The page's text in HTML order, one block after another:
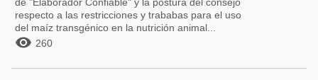
respecto a las restricciones y trababas para el uso
del maíz transgénico en la nutrición animal...
 260